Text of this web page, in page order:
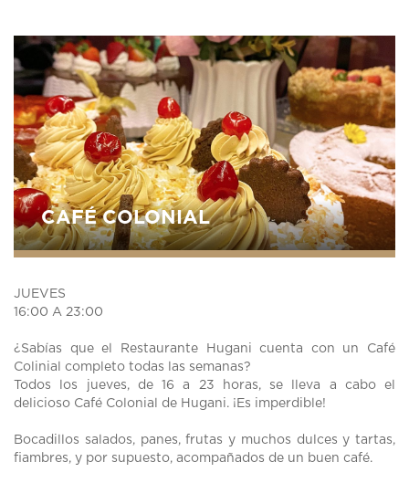
CAFÉ COLONIAL
JUEVES
16:00 A 23:00
¿Sabías que el Restaurante Hugani cuenta con un Café
Colinial completo todas las semanas?
Todos los jueves, de 16 a 23 horas, se lleva a cabo el
delicioso Café Colonial de Hugani. ¡Es imperdible!
Bocadillos salados, panes, frutas y muchos dulces y tartas,
fiambres, y por supuesto, acompañados de un buen café.